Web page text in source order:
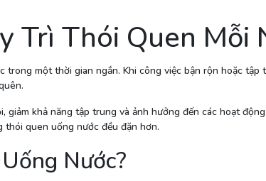
Trì Thói Quen Mỗi
một thời gian ngắn. Khi công việc bận rộn hoặc tập
khả năng tập trung và ảnh hưởng đến các hoạt
quen uống nước đều đặn hơn.
Nước?